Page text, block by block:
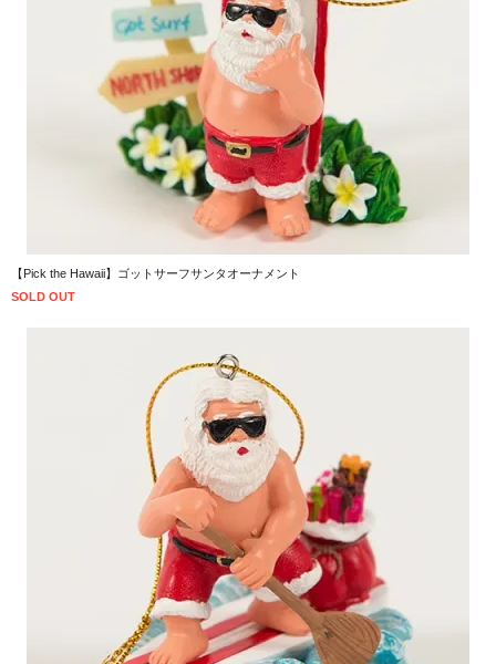
【Pick the Hawaii】ゴットサーフサンタオーナメント
SOLD OUT